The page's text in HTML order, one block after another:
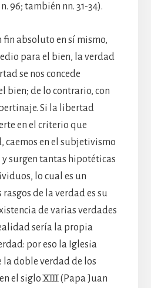
96; también nn. 31-34).
fin absoluto en sí mismo,
para el bien, la verdad
se nos concede
bien; de lo contrario, con
Si la libertad
en el criterio que
caemos en el subjetivismo
surgen tantas hipotéticas
lo cual es un
de la verdad es su
de varias verdades
sería la propia
por eso la Iglesia
la doble verdad de los
el siglo XIII (Papa Juan